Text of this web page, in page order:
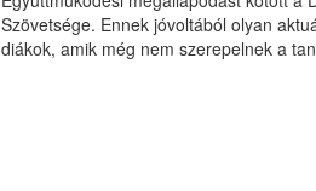
Szövetsége. Ennek jóvoltából olyan
diákok, amik még nem szerepelnek a